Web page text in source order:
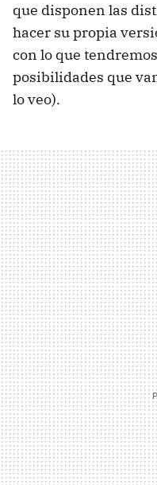
que disponen las
hacer su propia
con lo que
posibilidades que
lo veo).